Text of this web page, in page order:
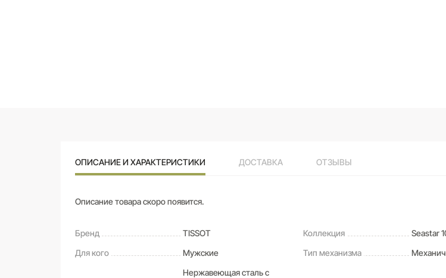
ОПИСАНИЕ И ХАРАКТЕРИСТИКИ ДОСТАВКА ОТЗЫВЫ
Описание товара скоро появится.
Бренд TISSOT Коллекция
Seastar
Для кого
Мужские Тип механизма
Нержавеющая сталь с